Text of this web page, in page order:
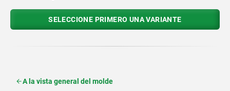
SELECCIONE PRIMERO UNA VARIANTE
A la vista general del molde